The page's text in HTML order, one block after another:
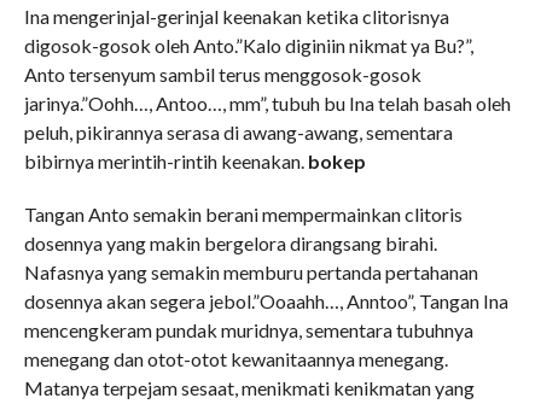
Ina mengerinjal-gerinjal keenakan ketika clitorisnya
digosok-gosok oleh Anto.”Kalo diginiin nikmat ya Bu?”,
Anto tersenyum sambil terus menggosok-gosok
jarinya.”Oohh…, Antoo…, mm”, tubuh bu Ina telah basah oleh
peluh, pikirannya serasa di awang-awang, sementara
bibirnya merintih-rintih keenakan. bokep
Tangan Anto semakin berani mempermainkan clitoris
dosennya yang makin bergelora dirangsang birahi.
Nafasnya yang semakin memburu pertanda pertahanan
dosennya akan segera jebol.”Ooaahh…, Anntoo”, Tangan Ina
mencengkeram pundak muridnya, sementara tubuhnya
menegang dan otot-otot kewanitaannya menegang.
Matanya terpejam sesaat, menikmati kenikmatan yang